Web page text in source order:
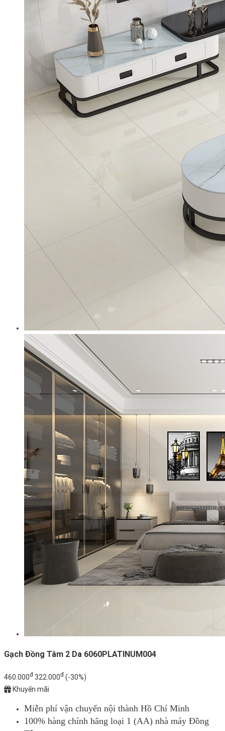
Gạch Đồng Tâm 2 Da 6060PLATINUM004
460.000đ 322.000đ (-30%)
Khuyến mãi
Miễn phí vận chuyển nội thành Hồ Chí Minh
100% hàng chính hãng loại 1 (AA) nhà máy Đồng